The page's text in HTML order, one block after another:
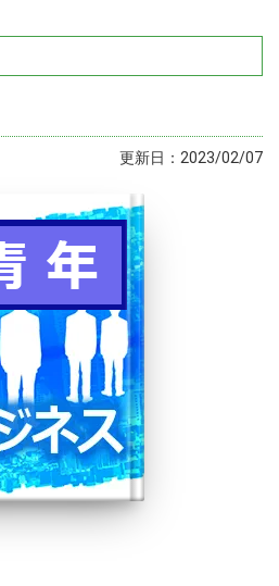
更新日：2023/02/07